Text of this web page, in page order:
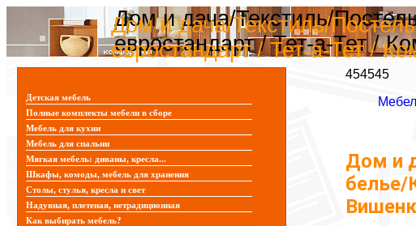
Дом и дача/Текстиль/
евростандарт / Тет-а-Тет /
Дом и дача/Текстиль/
евростандарт / Тет-а-Тет /
454545
Дом и
белье/
Детская мебель
Полные комплекты мебели в сборе
Мебель для кухни
Мебель для спальни
Мягкая мебель: диваны, кресла...
Шкафы, комоды, мебель для хранения
Столы, стулья, кресла и свет
Надувная, плетеная, нетрадиционная
Как выбирать мебель?